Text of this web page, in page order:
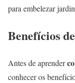
para embelezar
Benefícios
Antes de aprender
conhecer os